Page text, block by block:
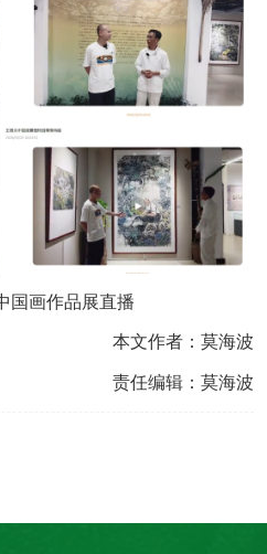
国画作品展直播
本文作者：莫海波
责任编辑：莫海波